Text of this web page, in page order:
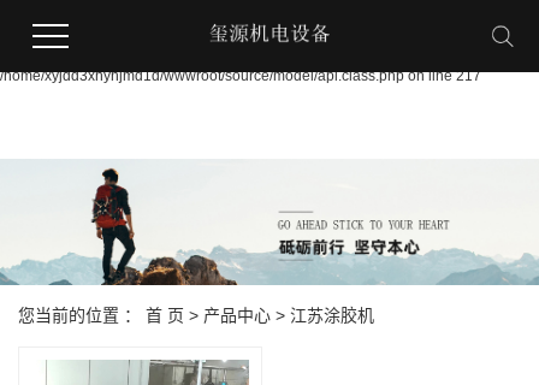
file_put_contents(/home/xyjdd3xnynjmd1d/wwwroot/source/cache/
/home/xyjdd3xnynjmd1d/wwwroot/source/model/api.class.php on line 217
您当前的位置 ： 首 页 > 产品中心 > 江苏涂胶机